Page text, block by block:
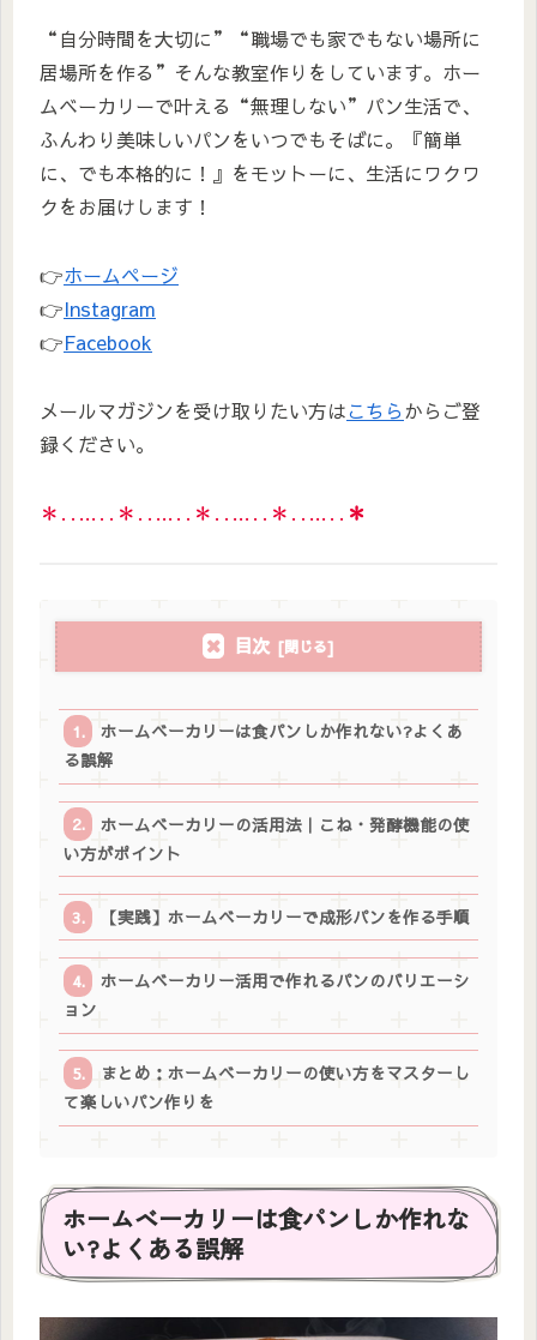
“自分時間を大切に”“職場でも家でもない場所に
居場所を作る”そんな教室作りをしています。ホー
ムベーカリーで叶える“無理しない”パン生活で、
ふんわり美味しいパンをいつでもそばに。『簡単
に、でも本格的に！』をモットーに、生活にワクワ
クをお届けします！
👉ホームページ
👉Instagram
👉Facebook
メールマガジンを受け取りたい方はこちら からご登
録ください。
＊‥…‥＊‥…‥＊‥…‥＊‥…‥ ＊
目次
ホームベーカリーは食パンしか作れない?よくあ
る誤解
ホームベーカリーの活用法｜こね・発酵機能の使
い方がポイント
【実践】ホームベーカリーで成形パンを作る手順
ホームベーカリー活用で作れるパンのバリエーシ
ョン
まとめ：ホームベーカリーの使い方をマスターし
て楽しいパン作りを
ホームベーカリーは食パンしか作れな
い?よくある誤解